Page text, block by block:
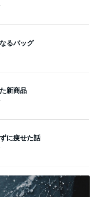
るバッグ
新商品
に痩せた話